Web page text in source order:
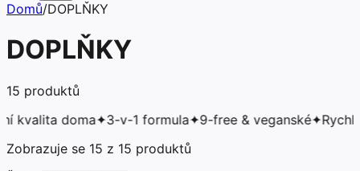
Domů/DOPLŇKY
DOPLŇKY
15 produktů
doma✦3-v-1 formula✦9-free & veganské✦Rychlé
Zobrazuje se 15 z 15 produktů